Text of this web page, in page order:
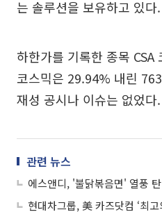
는 솔루션을 보유하고 있다.
하한가를 기록한 종목 CSA
코스믹은 29.94% 내린
재성 공시나 이슈는 없었다.
관련 뉴스
에스앤디, '불닭볶음면' 열풍
현대차그룹, 美 카즈닷컴 ‘최